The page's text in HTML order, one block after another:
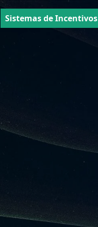
Sistemas de Incentivos